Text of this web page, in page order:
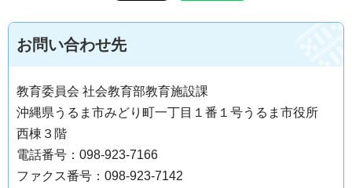
お問い合わせ先
教育委員会 社会教育部教育施設課
沖縄県うるま市みどり町一丁目１番１号うるま市役所
西棟３階
電話番号：098-923-7166
ファクス番号：098-923-7142